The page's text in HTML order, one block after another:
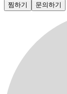
찜하기 문의하기